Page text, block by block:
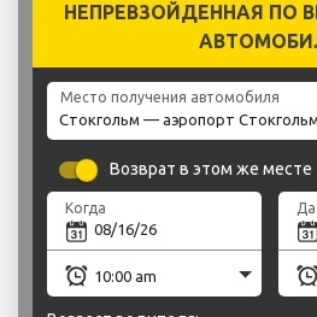
НЕПРЕВЗОЙДЕННАЯ ПО
Место получения автомобиля
Возврат в этом же месте
Когда